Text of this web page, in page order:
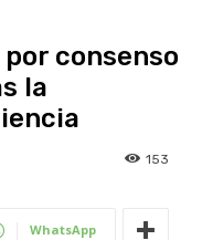
consenso
la
153
WhatsApp